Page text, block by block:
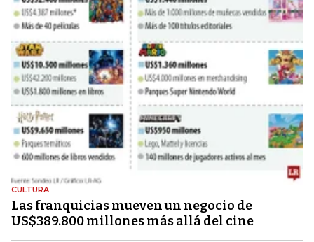
CULTURA
Las franquicias mueven un negocio de
US$389.800 millones más allá del cine